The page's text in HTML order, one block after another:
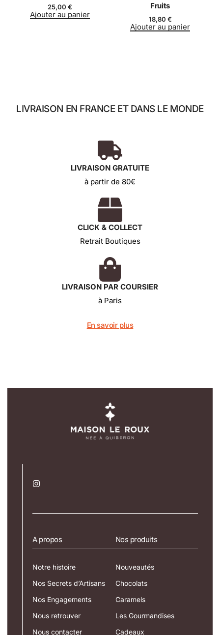
25,00 €
Ajouter au panier
Fruits
18,80 €
Ajouter au panier
LIVRAISON EN FRANCE ET DANS LE MONDE
LIVRAISON GRATUITE
à partir de 80€
CLICK & COLLECT
Retrait Boutiques
LIVRAISON PAR COURSIER
à Paris
En savoir plus
A propos
Notre histoire
Nos Secrets d’Artisans
Nos Engagements
Nous retrouver
Nous contacter
Nos produits
Nouveautés
Chocolats
Caramels
Les Gourmandises
Cadeaux